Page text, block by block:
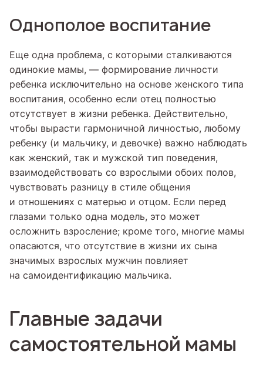
Однополое воспитание
Еще одна проблема, с которыми сталкиваются
одинокие мамы, — формирование личности
ребенка исключительно на основе женского типа
воспитания, особенно если отец полностью
отсутствует в жизни ребенка. Действительно,
чтобы вырасти гармоничной личностью, любому
ребенку (и мальчику, и девочке) важно наблюдать
как женский, так и мужской тип поведения,
взаимодействовать со взрослыми обоих полов,
чувствовать разницу в стиле общения
и отношениях с матерью и отцом. Если перед
глазами только одна модель, это может
осложнить взросление; кроме того, многие мамы
опасаются, что отсутствие в жизни их сына
значимых взрослых мужчин повлияет
на самоидентификацию мальчика.
Главные задачи
самостоятельной мамы